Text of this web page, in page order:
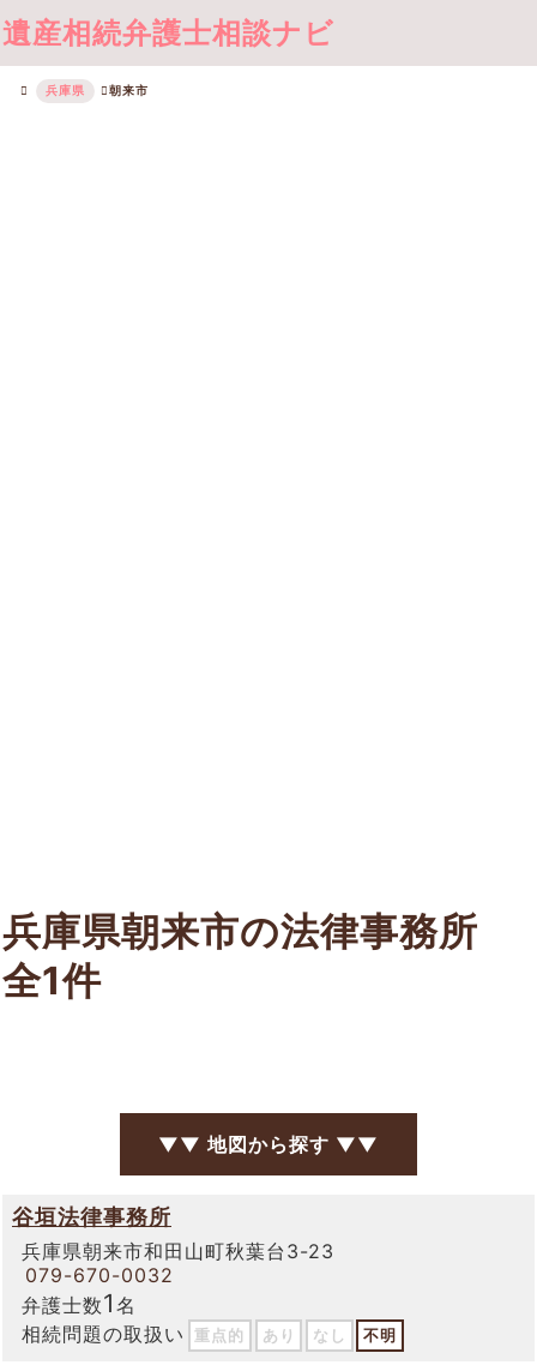
遺産相続弁護士相談ナビ
兵庫県 朝来市
兵庫県朝来市の法律事務所
全1件
▼▼ 地図から探す ▼▼
谷垣法律事務所
兵庫県朝来市和田山町秋葉台3-23
079-670-0032
弁護士数1 名
相続問題の取扱い
重点的 あり なし 不明